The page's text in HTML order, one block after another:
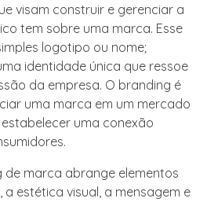
visam construir e gerenciar a
tem sobre uma marca. Esse
logotipo ou nome;
identidade única que ressoe
da empresa. O branding é
uma marca em um mercado
uma conexão
de marca abrange elementos
estética visual, a mensagem e